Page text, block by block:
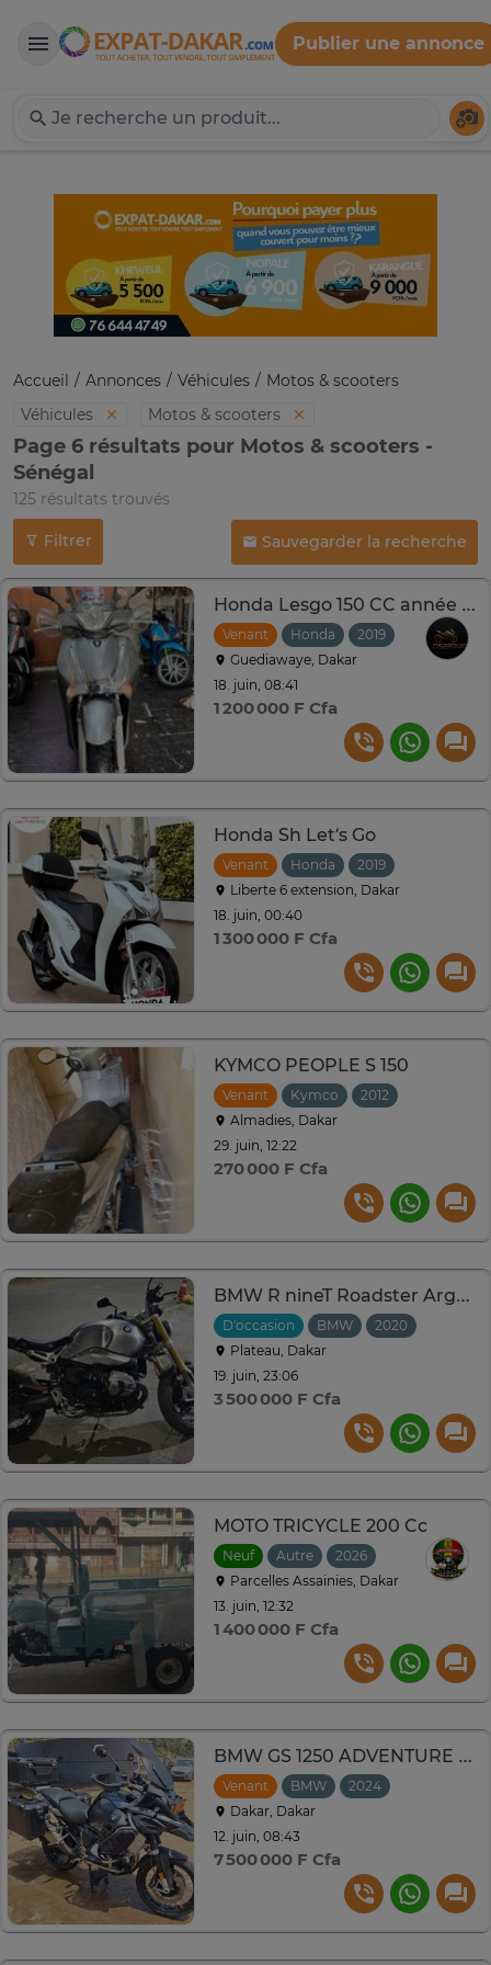
Expat-Dakar
Publier une annonce
Accueil Annonces Véhicules
Motos & scooters
Véhicules
Motos & scooters
Page 6 résultats pour Motos & scooters -
Sénégal
125 résultats trouvés
Filtrer Sauvegarder la recherche
Honda Lesgo 150 CC année 2019, avec Cmc
Venant Honda
2019
Guediawaye, Dakar
18. juin, 08:41
1 200 000 F Cfa
Honda Sh Let’s Go
Venant Honda
2019
Liberte 6 extension, Dakar
18. juin, 00:40
1 300 000 F Cfa
KYMCO PEOPLE S 150
Venant Kymco
2012
Almadies, Dakar
29. juin, 12:22
270 000 F Cfa
BMW R nineT Roadster Argent performance urbaine
D'occasion BMW
2020
Plateau, Dakar
19. juin, 23:06
3 500 000 F Cfa
MOTO TRICYCLE 200 Cc
Neuf Autre
2026
Parcelles Assainies, Dakar
13. juin, 12:32
1 400 000 F Cfa
BMW GS 1250 ADVENTURE TRIPLE BLACK 2024
Venant BMW
2024
Dakar, Dakar
12. juin, 08:43
7 500 000 F Cfa